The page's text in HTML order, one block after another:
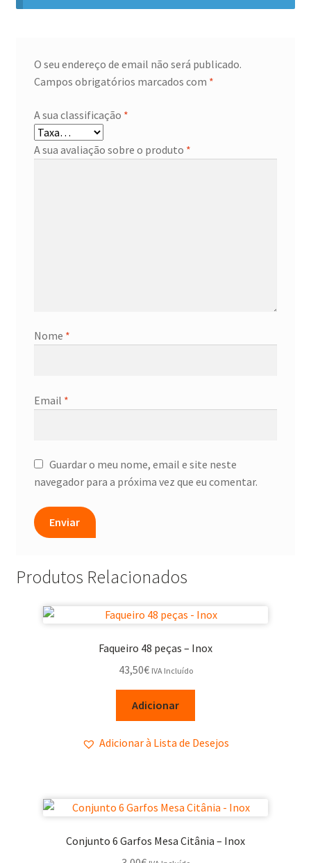
O seu endereço de email não será publicado.
Campos obrigatórios marcados com *
A sua classificação *
A sua avaliação sobre o produto *
Nome *
Email *
Guardar o meu nome, email e site neste
navegador para a próxima vez que eu comentar.
Produtos Relacionados
Faqueiro 48 peças – Inox
43,50€ IVA Incluído
Adicionar
Adicionar à Lista de Desejos
Conjunto 6 Garfos Mesa Citânia – Inox